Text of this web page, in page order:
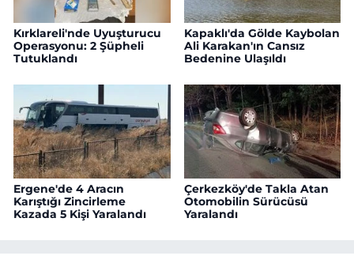
Kırklareli'nde Uyuşturucu
Operasyonu: 2 Şüpheli
Tutuklandı
Kapaklı'da Gölde Kaybolan
Ali Karakan'ın Cansız
Bedenine Ulaşıldı
Ergene'de 4 Aracın
Karıştığı Zincirleme
Kazada 5 Kişi Yaralandı
Çerkezköy'de Takla Atan
Otomobilin Sürücüsü
Yaralandı